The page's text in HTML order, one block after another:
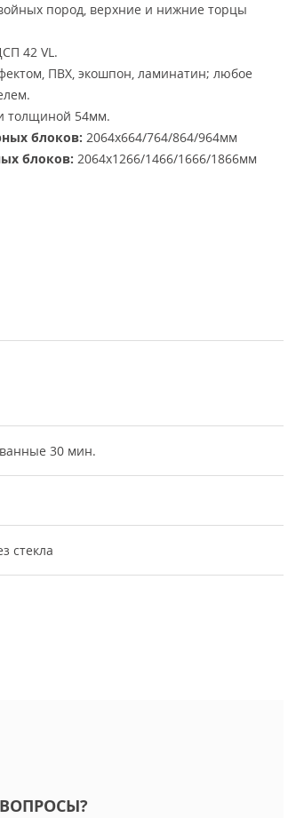
пород, верхние и нижние торцы
42 VL.
ПВХ, экошпон, ламинатин; любое
толщиной 54мм.
блоков: 2064х664/764/864/964мм
блоков: 2064х1266/1466/1666/1866мм
30 мин.
стекла